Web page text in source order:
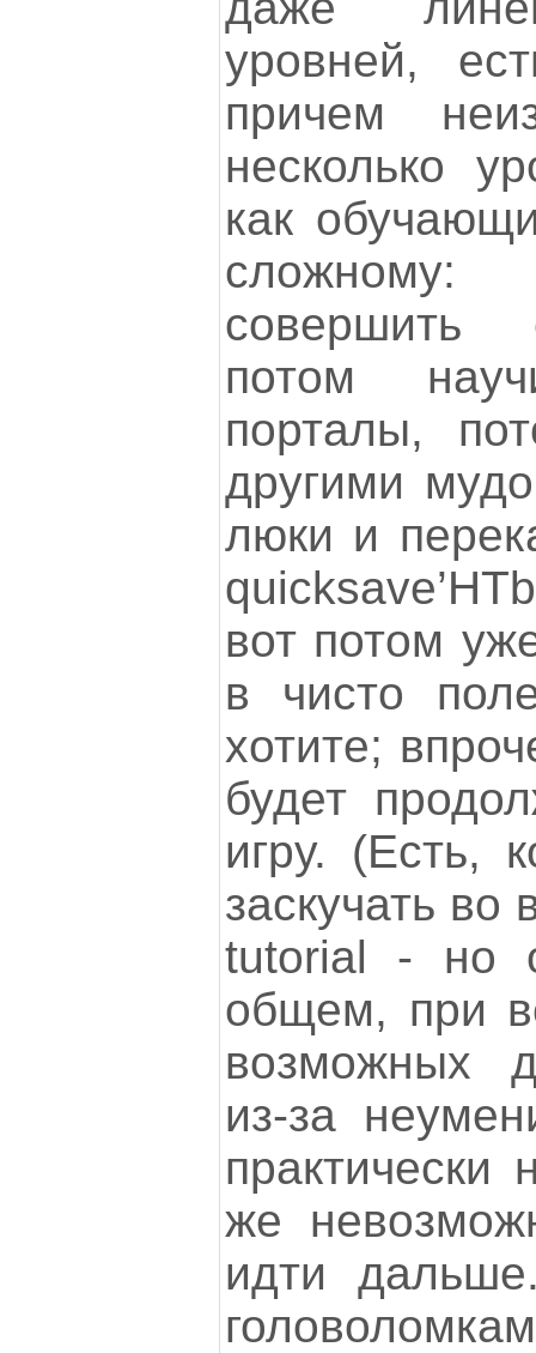
уровней,
причем
несколько
как
сложному:
совершить
потом
порталы,
другими
люки и
вот потом
в чисто
хотите;
будет
игру. (Есть,
заскучать во
tutorial - но
общем, при
возможных
из-за
практически
же
идти